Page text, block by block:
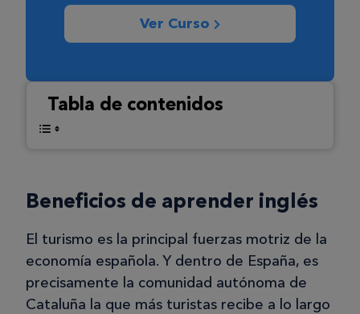
Ver Curso
Tabla de contenidos
Beneficios de aprender inglés
El turismo es la principal fuerzas motriz de la
economía española. Y dentro de España, es
precisamente la comunidad autónoma de
Cataluña la que más turistas recibe a lo largo